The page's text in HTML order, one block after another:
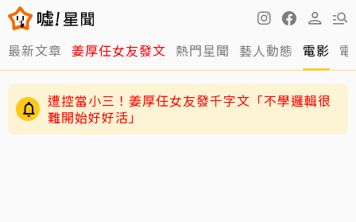
最新文章 姜厚任女友發文 熱門星聞 藝人動態 電影
遭控當小三！姜厚任女友發千字文「不學邏輯很
難開始好好活」